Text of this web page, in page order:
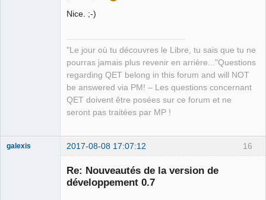
Nice. ;-)
"Le jour où tu découvres le Libre, tu sais que tu ne
pourras jamais plus revenir en arrière..."Questions
regarding QET belong in this forum and will NOT
be answered via PM! – Les questions concernant
QET doivent être posées sur ce forum et ne
seront pas traitées par MP !
16
galexis 2017-08-08 17:07:12
Re: Nouveautés de la version de
développement 0.7